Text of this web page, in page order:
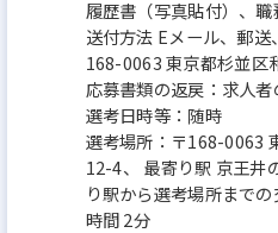
履歴書（写真貼付）、
送付方法 Eメール、郵送
168-0063 東京都杉並区
応募書類の返戻：求人
選考日時等：随時
選考場所：〒168-0063
12-4、 最寄り駅 京王井
り駅から選考場所まで
時間 2分